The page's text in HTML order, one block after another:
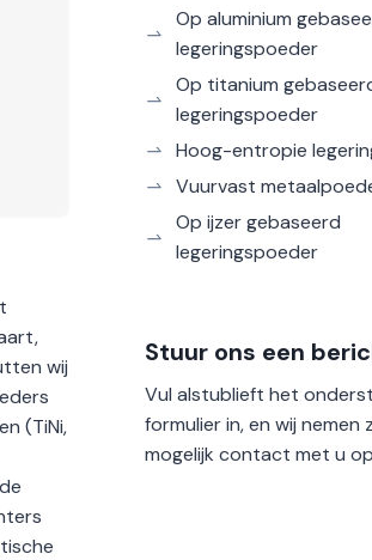
wij
(TiNi,
Op aluminium
legeringspoeder
Op titanium
legeringspoeder
Hoog-entropie
Vuurvast
Op ijzer gebaseerd
legeringspoeder
Stuur ons een
Vul alstublieft het
formulier in, en wij nemen
mogelijk contact met u